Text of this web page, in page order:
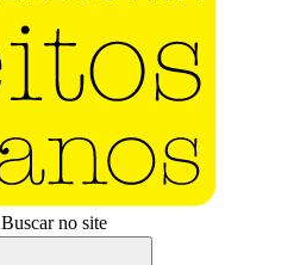
Buscar no site